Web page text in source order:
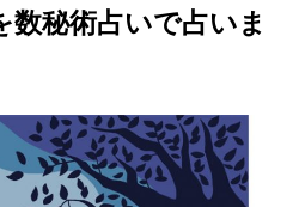
数秘術占いで占いま